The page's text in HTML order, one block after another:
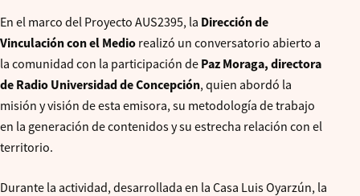
En el marco del Proyecto AUS2395, la Dirección de
Vinculación con el Medio realizó un conversatorio abierto a
la comunidad con la participación de Paz Moraga, directora
de Radio Universidad de Concepción, quien abordó la
misión y visión de esta emisora, su metodología de trabajo
en la generación de contenidos y su estrecha relación con el
territorio.
Durante la actividad, desarrollada en la Casa Luis Oyarzún, la